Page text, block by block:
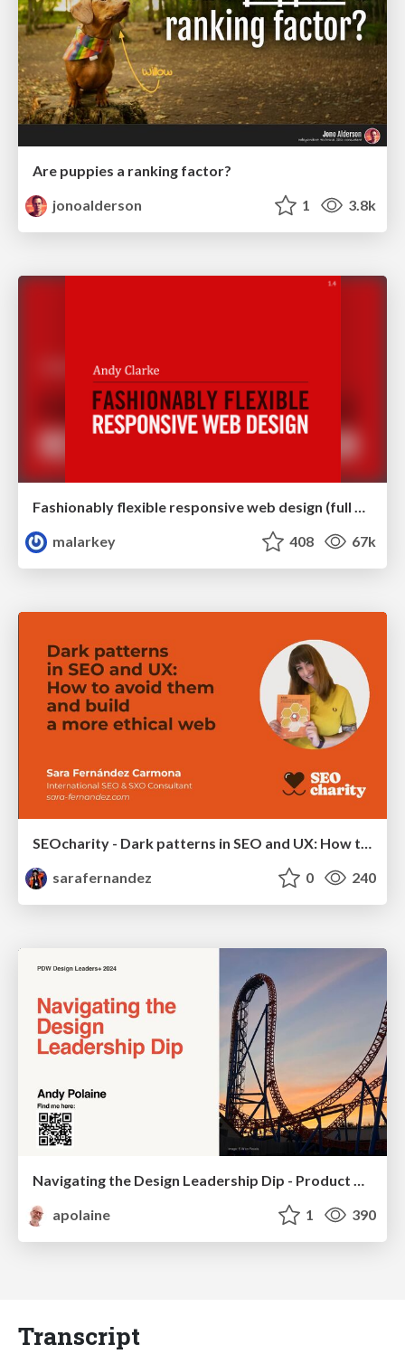
Are puppies a ranking factor?
jonoalderson
1 3.8k
Fashionably flexible responsive web design (full day workshop)
malarkey
408 67k
SEOcharity - Dark patterns in SEO and UX: How to avoid them and build a more ethical web
sarafernandez
0 240
apolaine
1 390
Transcript